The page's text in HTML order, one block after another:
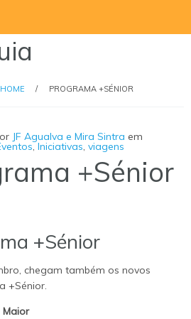
HOME / PROGRAMA +SÉNIOR
JF Agualva e Mira Sintra em
,Iniciativas viagens
+Sénior
+Sénior
chegam também os novos
+Sénior.
Maior